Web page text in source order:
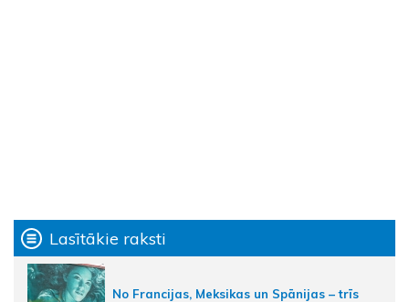
Lasītākie raksti
No Francijas, Meksikas un Spānijas – trīs